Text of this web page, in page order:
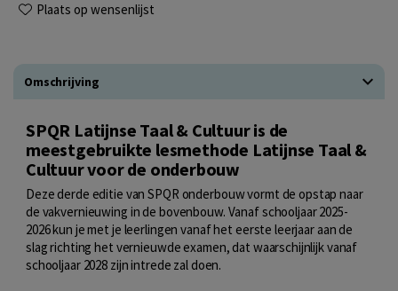
Plaats op wensenlijst
Omschrijving
SPQR Latijnse Taal & Cultuur is de
meestgebruikte lesmethode Latijnse Taal &
Cultuur voor de onderbouw
Deze derde editie van SPQR onderbouw vormt de opstap naar
de vakvernieuwing in de bovenbouw. Vanaf schooljaar 2025-
2026 kun je met je leerlingen vanaf het eerste leerjaar aan de
slag richting het vernieuwde examen, dat waarschijnlijk vanaf
schooljaar 2028 zijn intrede zal doen.